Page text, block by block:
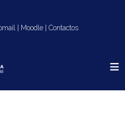
Moodle Contactos